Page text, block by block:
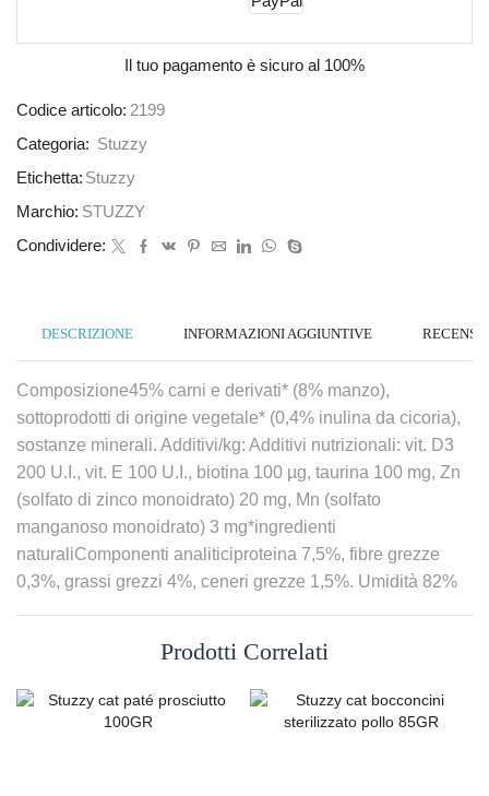
Il tuo pagamento è sicuro al 100%
Codice articolo: 2199
Categoria: Stuzzy
Etichetta: Stuzzy
Marchio: STUZZY
Condividere:
DESCRIZIONE INFORMAZIONI AGGIUNTIVE
Composizione45% carni e derivati* (8% manzo),
sottoprodotti di origine vegetale* (0,4% inulina da cicoria),
sostanze minerali. Additivi/kg: Additivi nutrizionali: vit. D3
200 U.I., vit. E 100 U.I., biotina 100 µg, taurina 100 mg, Zn
(solfato di zinco monoidrato) 20 mg, Mn (solfato
manganoso monoidrato) 3 mg*ingredienti
naturaliComponenti analiticiproteina 7,5%, fibre grezze
0,3%, grassi grezzi 4%, ceneri grezze 1,5%. Umidità 82%
Prodotti Correlati